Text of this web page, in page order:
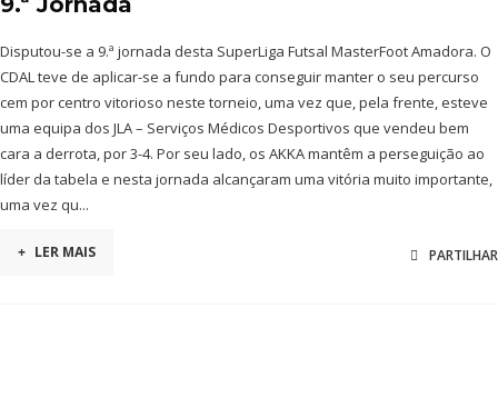
Disputou-se a 9.ª jornada desta SuperLiga Futsal MasterFoot Amadora. O
CDAL teve de aplicar-se a fundo para conseguir manter o seu percurso
cem por centro vitorioso neste torneio, uma vez que, pela frente, esteve
uma equipa dos JLA – Serviços Médicos Desportivos que vendeu bem
cara a derrota, por 3-4. Por seu lado, os AKKA mantêm a perseguição ao
líder da tabela e nesta jornada alcançaram uma vitória muito importante,
uma vez qu...
+ LER MAIS PARTILHAR